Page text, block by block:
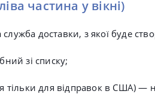
частина у вікні)
доставки, з якої буде
зі списку;
тільки для відправок в США) —